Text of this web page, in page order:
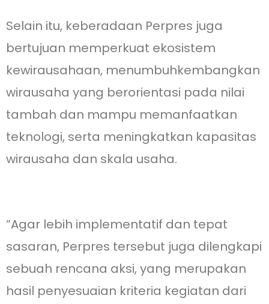
Selain itu, keberadaan Perpres juga
bertujuan memperkuat ekosistem
kewirausahaan, menumbuhkembangkan
wirausaha yang berorientasi pada nilai
tambah dan mampu memanfaatkan
teknologi, serta meningkatkan kapasitas
wirausaha dan skala usaha.
“Agar lebih implementatif dan tepat
sasaran, Perpres tersebut juga dilengkapi
sebuah rencana aksi, yang merupakan
hasil penyesuaian kriteria kegiatan dari